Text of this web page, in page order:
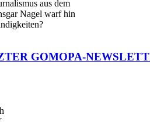
aus dem
Nagel warf hin
GOMOPA-